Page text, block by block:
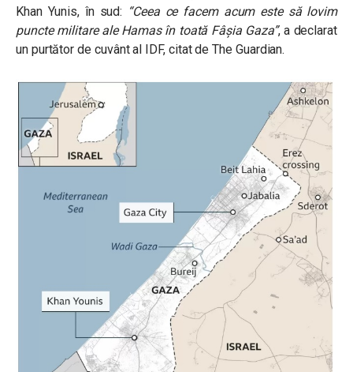
Khan Yunis, în sud: “Ceea ce facem acum este să lovim
puncte militare ale Hamas în toată Fâșia Gaza”, a declarat
un purtător de cuvânt al IDF, citat de The Guardian.